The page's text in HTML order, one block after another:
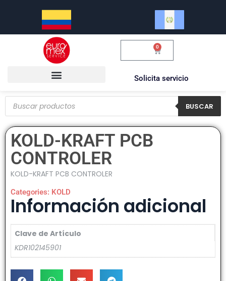
0
Solicita servicio
BUSCAR
KOLD-KRAFT PCB
CONTROLER
KOLD-KRAFT PCB CONTROLER
Categories: KOLD
Información adicional
Clave de Artículo
KDR102145901